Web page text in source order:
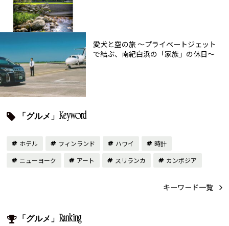
愛犬と空の旅 ～プライベートジェット
で結ぶ、南紀白浜の「家族」の休日～
「グルメ」Keyword
ホテル フィンランド ハワイ
時計
ニューヨーク
アート スリランカ カンボジア
キーワード一覧
「グルメ」Ranking